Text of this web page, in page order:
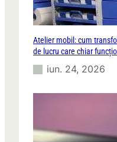
Atelier mobil: cum
de lucru care chiar
iun. 24, 2026